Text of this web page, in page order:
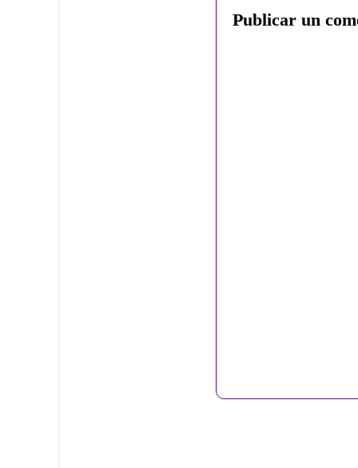
Publicar un